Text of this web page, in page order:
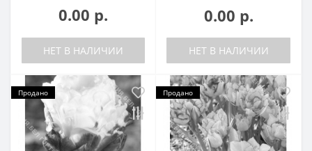
0.00 р.
НЕТ В НАЛИЧИИ
0.00 р.
НЕТ В НАЛИЧИИ
Продано Продано